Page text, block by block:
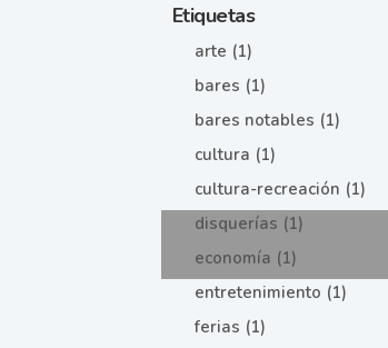
Etiquetas
arte (1)
bares (1)
bares notables (1)
cultura (1)
cultura-recreación (1)
disquerías (1)
economía (1)
entretenimiento (1)
ferias (1)